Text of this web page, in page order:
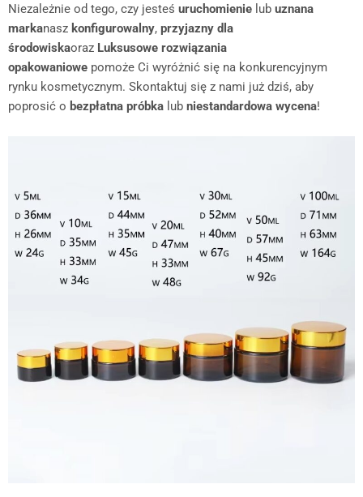
Niezależnie od tego, czy jesteś uruchomienie lub uznana
markanasz konfigurowalny, przyjazny dla
środowiskaoraz Luksusowe rozwiązania
opakowaniowe pomoże Ci wyróżnić się na konkurencyjnym
rynku kosmetycznym. Skontaktuj się z nami już dziś, aby
poprosić o bezpłatna próbka lub niestandardowa wycena!